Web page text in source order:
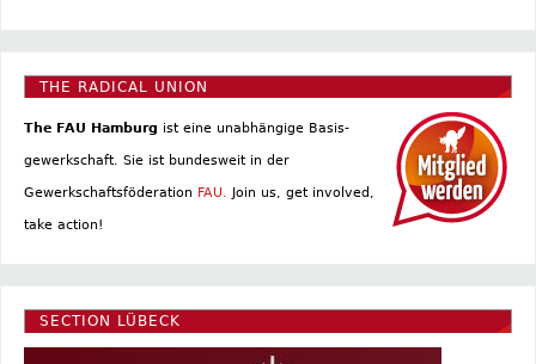
THE RADICAL UNION
The FAU Hamburg ist eine un­abhängige Basis­
gewerkschaft. Sie ist bundesweit in der
Gewerkschaftsföderation FAU. Join us, get involved,
take action!
SECTION LÜBECK